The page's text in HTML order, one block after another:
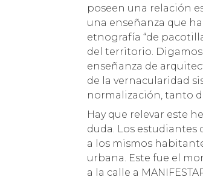
poseen una relación
una enseñanza que
etnografía “de
del territorio.
enseñanza de
de la vernacularidad
normalización, tanto
Hay que relevar este
duda. Los
a los mismos
urbana. Este fue el
a la calle a